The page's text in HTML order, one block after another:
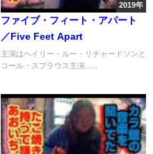
2019年
ファイブ・フィート・アパート
／Five Feet Apart
主演はヘイリー・ルー・リチャードソンと
コール・スプラウス主演......